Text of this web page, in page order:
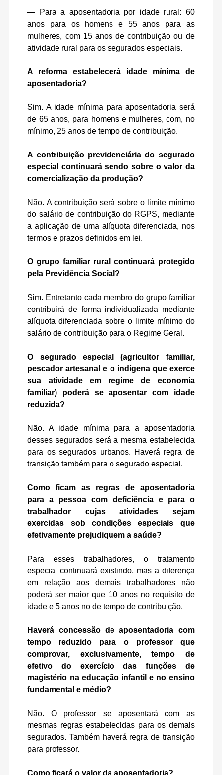
— Para a aposentadoria por idade rural: 60
anos para os homens e 55 anos para as
mulheres, com 15 anos de contribuição ou de
atividade rural para os segurados especiais.
A reforma estabelecerá idade mínima de
aposentadoria?
Sim. A idade mínima para aposentadoria será
de 65 anos, para homens e mulheres, com, no
mínimo, 25 anos de tempo de contribuição.
A contribuição previdenciária do segurado
especial continuará sendo sobre o valor da
comercialização da produção?
Não. A contribuição será sobre o limite mínimo
do salário de contribuição do RGPS, mediante
a aplicação de uma alíquota diferenciada, nos
termos e prazos definidos em lei.
O grupo familiar rural continuará protegido
pela Previdência Social?
Sim. Entretanto cada membro do grupo familiar
contribuirá de forma individualizada mediante
alíquota diferenciada sobre o limite mínimo do
salário de contribuição para o Regime Geral.
O segurado especial (agricultor familiar,
pescador artesanal e o indígena que exerce
sua atividade em regime de economia
familiar) poderá se aposentar com idade
reduzida?
Não. A idade mínima para a aposentadoria
desses segurados será a mesma estabelecida
para os segurados urbanos. Haverá regra de
transição também para o segurado especial.
Como ficam as regras de aposentadoria
para a pessoa com deficiência e para o
trabalhador cujas atividades sejam
exercidas sob condições especiais que
efetivamente prejudiquem a saúde?
Para esses trabalhadores, o tratamento
especial continuará existindo, mas a diferença
em relação aos demais trabalhadores não
poderá ser maior que 10 anos no requisito de
idade e 5 anos no de tempo de contribuição.
Haverá concessão de aposentadoria com
tempo reduzido para o professor que
comprovar, exclusivamente, tempo de
efetivo do exercício das funções de
magistério na educação infantil e no ensino
fundamental e médio?
Não. O professor se aposentará com as
mesmas regras estabelecidas para os demais
segurados. Também haverá regra de transição
para professor.
Como ficará o valor da aposentadoria?